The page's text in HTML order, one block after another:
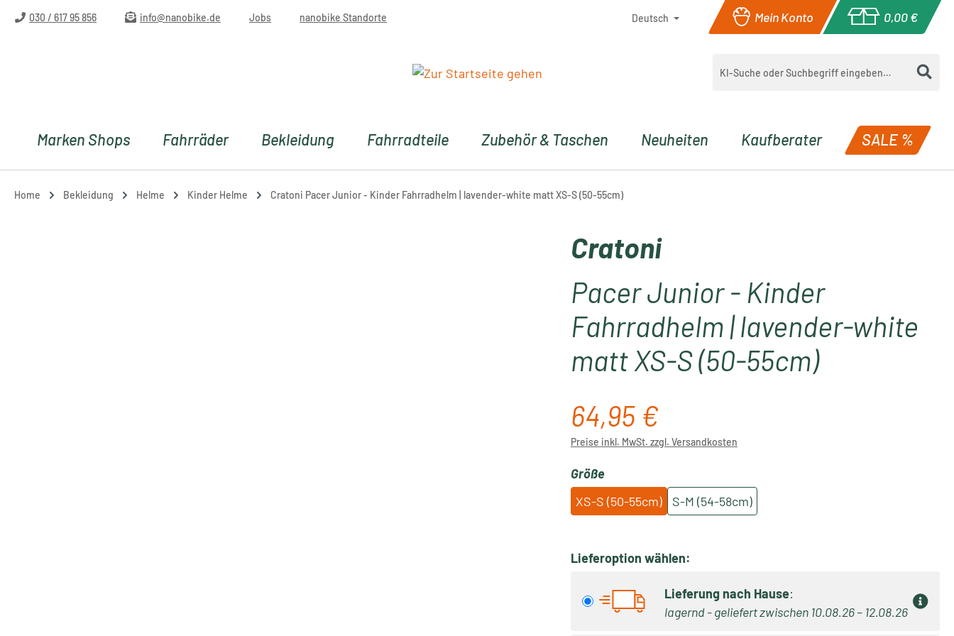
Hauptinhalt springen
Zur Suche springen
Zur Hauptnavigation springen
030 / 617 95 856 info@nanobike.de Jobs nanobike Standorte Deutsch Mein Konto 0,00 €
Warenkorb
Marken Shops Fahrräder Bekleidung Fahrradteile Zubehör & Taschen Neuheiten Kaufberater SALE %
Home Bekleidung Helme Kinder Helme Cratoni Pacer Junior - Kinder Fahrradhelm | lavender-white matt XS-S (50-55cm)
Cratoni
Pacer Junior - Kinder
Fahrradhelm | lavender-white
matt XS-S (50-55cm)
Regulärer Preis:
64,95 €
Preise inkl. MwSt. zzgl. Versandkosten
Größeauswählen
XS-S (50-55cm)
S-M (54-58cm)
Lieferoption wählen:
Lieferung nach Hause:
lagernd - geliefert zwischen 10.08.26 – 12.08.26